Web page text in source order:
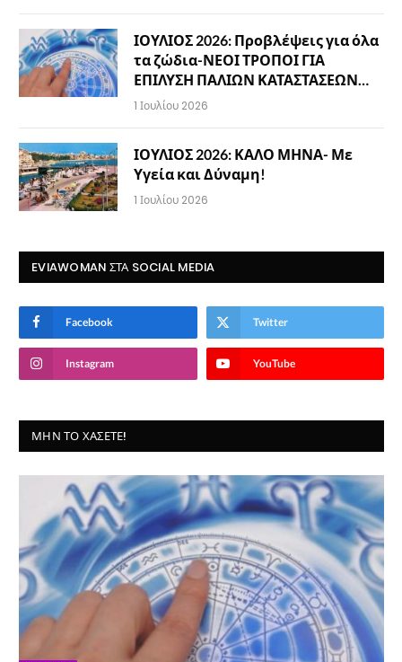
ΙΟΥΛΙΟΣ 2026: Προβλέψεις για όλα
τα ζώδια-ΝΕΟΙ ΤΡΟΠΟΙ ΓΙΑ
ΕΠΙΛΥΣΗ ΠΑΛΙΩΝ ΚΑΤΑΣΤΑΣΕΩΝ…
1 Ιουλίου 2026
ΙΟΥΛΙΟΣ 2026: ΚΑΛΟ ΜΗΝΑ- Με
Υγεία και Δύναμη!
1 Ιουλίου 2026
EVIAWOMAN ΣΤΑ SOCIAL MEDIA
Facebook Twitter
Instagram YouTube
ΜΗΝ ΤΟ ΧΆΣΕΤΕ!